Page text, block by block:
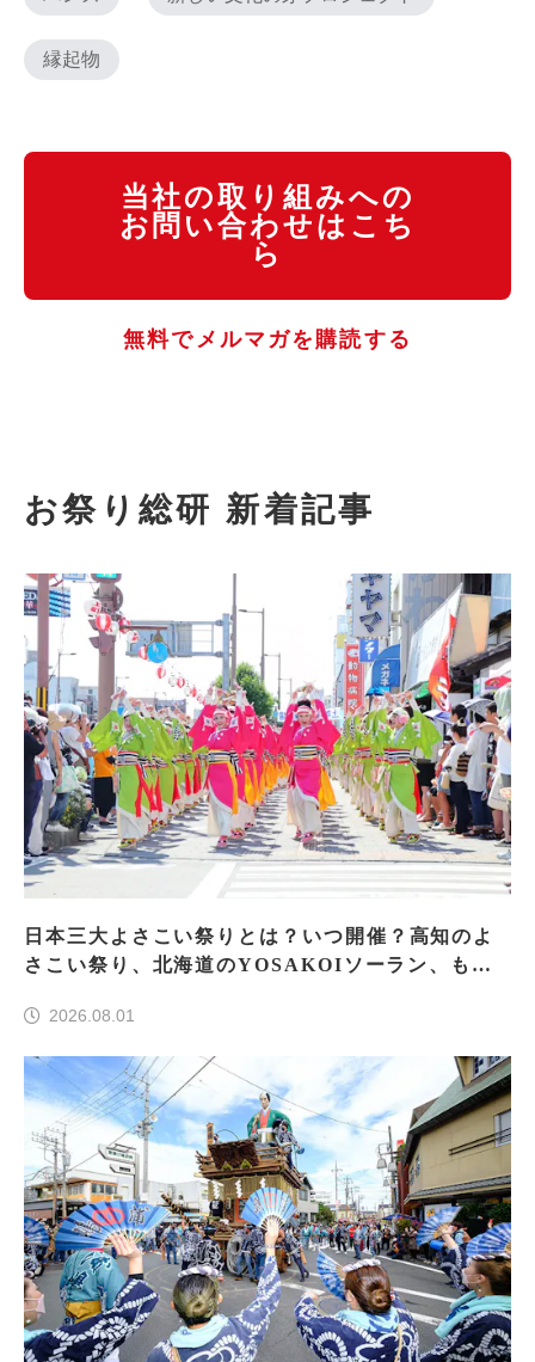
縁起物
当社の取り組みへの
お問い合わせはこち
ら
無料でメルマガを購読する
お祭り総研 新着記事
日本三大よさこい祭りとは？いつ開催？高知のよ
さこい祭り、北海道のYOSAKOIソーラン、もう
2026.08.01